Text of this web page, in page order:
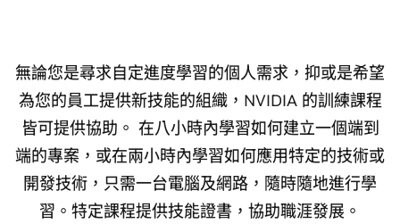
無論您是尋求自定進度學習的個人需求，抑或是希望
為您的員工提供新技能的組織，NVIDIA 的訓練課程
皆可提供協助。 在八小時內學習如何建立一個端到
端的專案，或在兩小時內學習如何應用特定的技術或
開發技術，只需一台電腦及網路，隨時隨地進行學
習。特定課程提供技能證書，協助職涯發展。